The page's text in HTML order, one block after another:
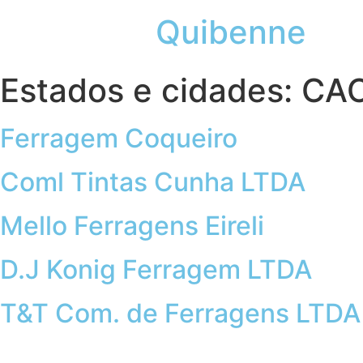
Quibenne
Estados e cidades:
Ferragem Coqueiro
Coml Tintas Cunha LTDA
Mello Ferragens Eireli
D.J Konig Ferragem LTDA
T&T Com. de Ferragens LTDA